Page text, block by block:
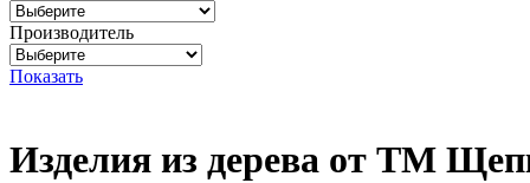
Производитель
Показать
Изделия из дерева от ТМ